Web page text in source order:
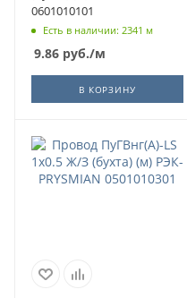
0601010101
Есть в наличии: 2341 м
9.86 руб./м
В КОРЗИНУ